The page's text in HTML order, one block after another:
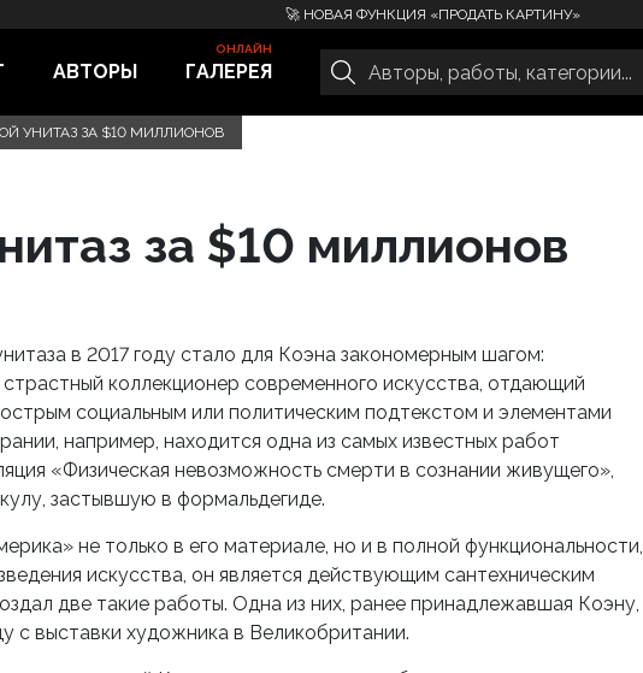
🚀 НОВАЯ ФУНКЦИЯ «ПРОДАТЬ КАРТИНУ»
АВТОРЫ ГАЛЕРЕЯ
УНИТАЗ ЗА $10 МИЛЛИОНОВ
за $10 миллионов
в 2017 году стало для Коэна закономерным шагом:
коллекционер современного искусства, отдающий
социальным или политическим подтекстом и элементами
например, находится одна из самых известных работ
«Физическая невозможность смерти в сознании живущего»,
застывшую в формальдегиде.
не только в его материале, но и в полной функциональности,
искусства, он является действующим сантехническим
две такие работы. Одна из них, ранее принадлежавшая Коэну,
с выставки художника в Великобритании.